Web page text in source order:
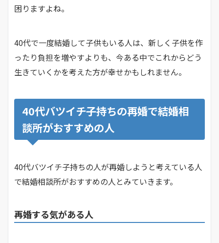
困りますよね。
40代で一度結婚して子供もいる人は、新しく子供を作
ったり負担を増やすよりも、今ある中でこれからどう
生きていくかを考えた方が幸せかもしれません。
40代バツイチ子持ちの再婚で結婚相
談所がおすすめの人
40代バツイチ子持ちの人が再婚しようと考えている人
で結婚相談所がおすすめの人とみていきます。
再婚する気がある人